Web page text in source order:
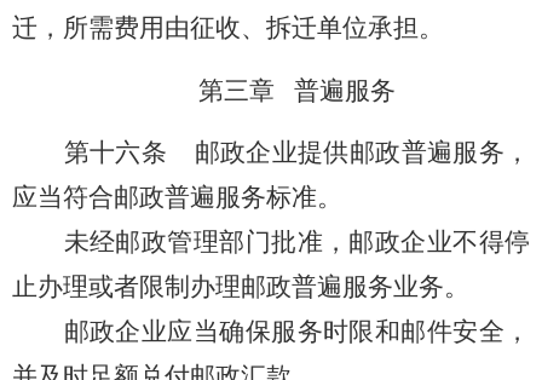
迁，所需费用由征收、拆迁单位承担。
第三章 普遍服务
第十六条 邮政企业提供邮政普遍服务，
应当符合邮政普遍服务标准。
未经邮政管理部门批准，邮政企业不得停
止办理或者限制办理邮政普遍服务业务。
邮政企业应当确保服务时限和邮件安全，